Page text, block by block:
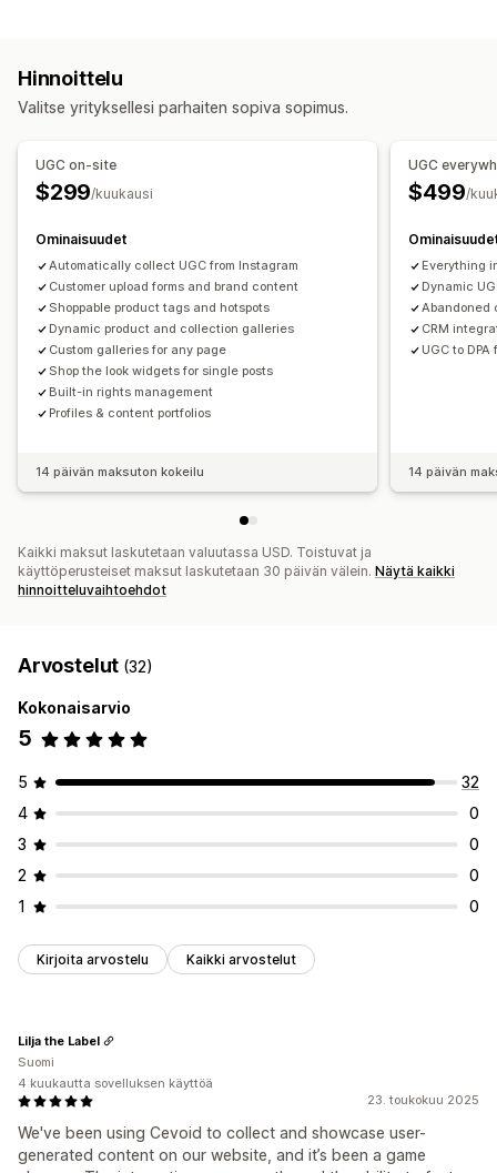
Analytiikka
Hinnoittelu
Valitse yrityksellesi parhaiten sopiva sopimus.
UGC on-site
$299/kuukausi
Ominaisuudet
Automatically collect UGC from Instagram
Customer upload forms and brand content
Shoppable product tags and hotspots
Dynamic product and collection galleries
Custom galleries for any page
Shop the look widgets for single posts
Built-in rights management
Profiles & content portfolios
14 päivän maksuton kokeilu
UGC
$499/
Everything
Dynamic
Abandoned
CRM
UGC to
14 päivän
Kaikki maksut laskutetaan valuutassa USD. Toistuvat ja
käyttöperusteiset maksut laskutetaan 30 päivän välein. Näytä kaikki
hinnoitteluvaihtoehdot
Arvostelut (32)
Kokonaisarvio
5
5
32
4
0
3
0
2
0
1
0
Kirjoita arvostelu Kaikki arvostelut
23. toukokuu 2025
We've been using Cevoid to collect and showcase user-
generated content on our website, and it’s been a game
Lilja the Label
Suomi
4 kuukautta sovelluksen käyttöä